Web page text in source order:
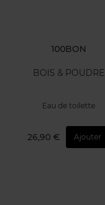
100BON
BOIS & POUDRE
Eau de toilette
26,90 € Ajouter